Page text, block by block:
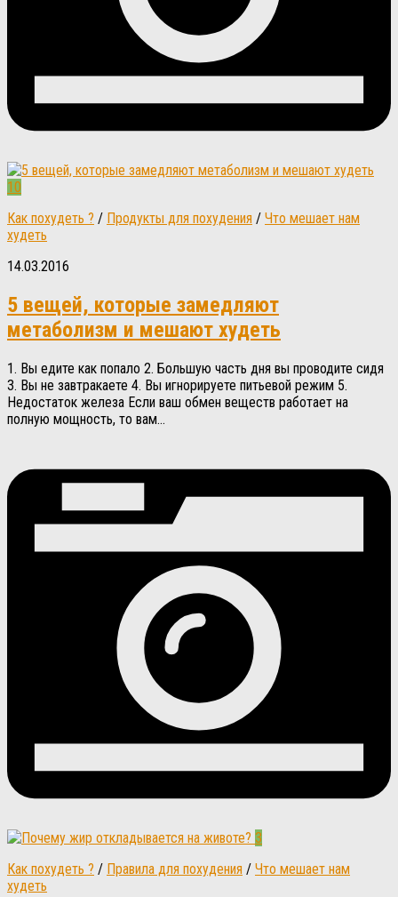
10
Как похудеть ? / Продукты для похудения / Что мешает нам
худеть
14.03.2016
5 вещей, которые замедляют
метаболизм и мешают худеть
1. Вы едите как попало 2. Большую часть дня вы проводите сидя
3. Вы не завтракаете 4. Вы игнорируете питьевой режим 5.
Недостаток железа Если ваш обмен веществ работает на
полную мощность, то вам...
3
Как похудеть ? / Правила для похудения / Что мешает нам
худеть